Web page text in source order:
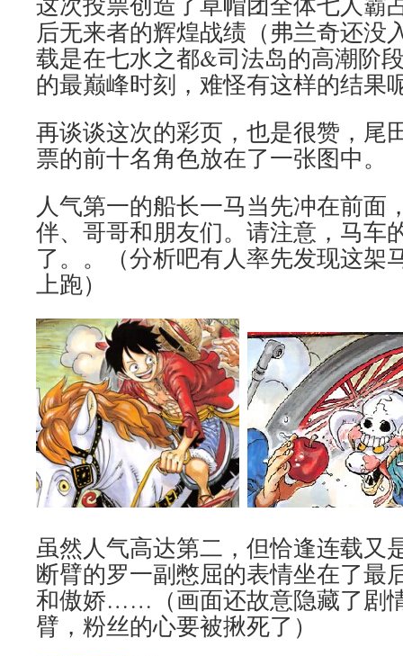
后无来者的辉煌战绩（弗兰奇还没
载是在七水之都&司法岛的高潮阶
的最巅峰时刻，难怪有这样的结果
再谈谈这次的彩页，也是很赞，尾
票的前十名角色放在了一张图中。
人气第一的船长一马当先冲在前面
伴、哥哥和朋友们。请注意，马车
了。。（分析吧有人率先发现这架
上跑）
虽然人气高达第二，但恰逢连载又
断臂的罗一副憋屈的表情坐在了最
和傲娇……（画面还故意隐藏了剧
臂，粉丝的心要被揪死了）